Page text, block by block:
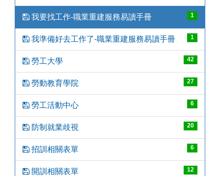
我要找工作-職業重建服務易讀手冊 1
我準備好去工作了-職業重建服務易讀手冊 1
勞工大學 42
勞動教育學院 27
勞工活動中心 6
防制就業歧視 20
招訓相關表單 6
開訓相關表單 12